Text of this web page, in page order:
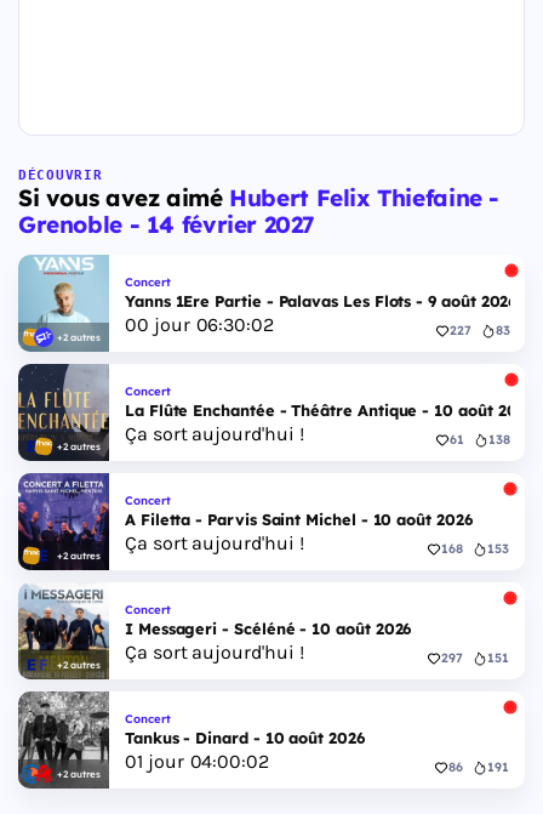
DÉCOUVRIR
Si vous avez aimé Hubert Felix Thiefaine -
Grenoble - 14 février 2027
+2 autres
Concert
Yanns 1Ere Partie - Palavas Les Flots - 9 août 2026
00 jour 06:30:01 227 83
+2 autres
Concert
La Flûte Enchantée - Théâtre Antique - 10 août 2026
Ça sort aujourd'hui ! 61 138
+2 autres
Concert
A Filetta - Parvis Saint Michel - 10 août 2026
Ça sort aujourd'hui ! 168 153
+2 autres
Concert
I Messageri - Scéléné - 10 août 2026
Ça sort aujourd'hui ! 297 151
+2 autres
Concert
Tankus - Dinard - 10 août 2026
01 jour 04:00:01 86 191